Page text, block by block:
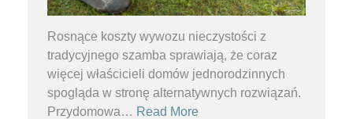
Rosnące koszty wywozu nieczystości z
tradycyjnego szamba sprawiają, że coraz
więcej właścicieli domów jednorodzinnych
spogląda w stronę alternatywnych rozwiązań.
Przydomowa… Read More